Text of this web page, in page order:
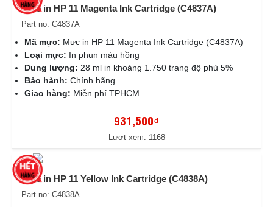
Mực in HP 11 Magenta Ink Cartridge (C4837A)
Part no: C4837A
Mã mực: Mực in HP 11 Magenta Ink Cartridge (C4837A)
Loại mực: In phun màu hồng
Dung lượng: 28 ml in khoảng 1.750 trang độ phủ 5%
Bảo hành: Chính hãng
Giao hàng: Miễn phí TPHCM
931,500₫
Lượt xem: 1168
Mực in HP 11 Yellow Ink Cartridge (C4838A)
Part no: C4838A